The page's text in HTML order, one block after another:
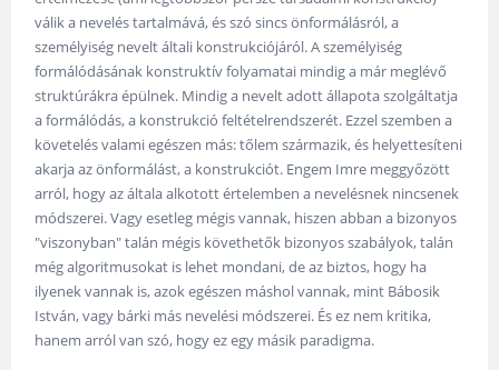
válik a nevelés tartalmává, és szó sincs önformálásról, a
személyiség nevelt általi konstrukciójáról. A személyiség
formálódásának konstruktív folyamatai mindig a már meglévő
struktúrákra épülnek. Mindig a nevelt adott állapota szolgáltatja
a formálódás, a konstrukció feltételrendszerét. Ezzel szemben a
követelés valami egészen más: tőlem származik, és helyettesíteni
akarja az önformálást, a konstrukciót. Engem Imre meggyőzött
arról, hogy az általa alkotott értelemben a nevelésnek nincsenek
módszerei. Vagy esetleg mégis vannak, hiszen abban a bizonyos
"viszonyban" talán mégis követhetők bizonyos szabályok, talán
még algoritmusokat is lehet mondani, de az biztos, hogy ha
ilyenek vannak is, azok egészen máshol vannak, mint Bábosik
István, vagy bárki más nevelési módszerei. És ez nem kritika,
hanem arról van szó, hogy ez egy másik paradigma.